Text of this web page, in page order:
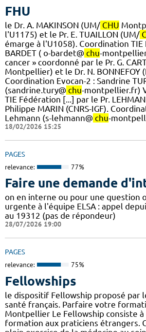
FHU
le Dr. A. MAKINSON (UM/ CHU
l'U1175) et le Pr. E. TUAILLON (UM/
émarge à l'U1058). ​Coordination TIE
BARDET ( o-bardet@ chu-
cancer » coordonné par le Pr. G.
Montpellier) et le Dr. N. BONNEFOY
Coordination Evocan-2 : Sandrine
(sandrine.tury@ chu-montpellier.fr)
TIE Fédération [...] par le Pr.
Philippe MARIN (CNRS-IGF).
Lehmann (s-lehmann@ chu-
18/02/2026 15:25
PAGES
relevance: 77%
Faire une demande
on en interne ou pour une question
urgente à l'équipe ELSA : appel
au 19312 (pas de répondeur)
28/07/2026 19:00
PAGES
relevance: 75%
Fellowships
le dispositif Fellowship proposé par
santé français. Parfaire votre
Montpellier Le Fellowship consiste
formation aux praticiens étrangers.